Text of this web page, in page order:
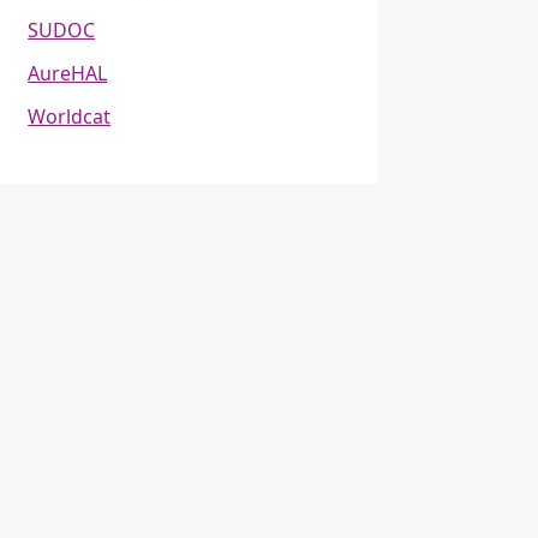
SUDOC
AureHAL
Worldcat